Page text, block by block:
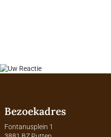
Bezoekadres
Fontanusplein 1